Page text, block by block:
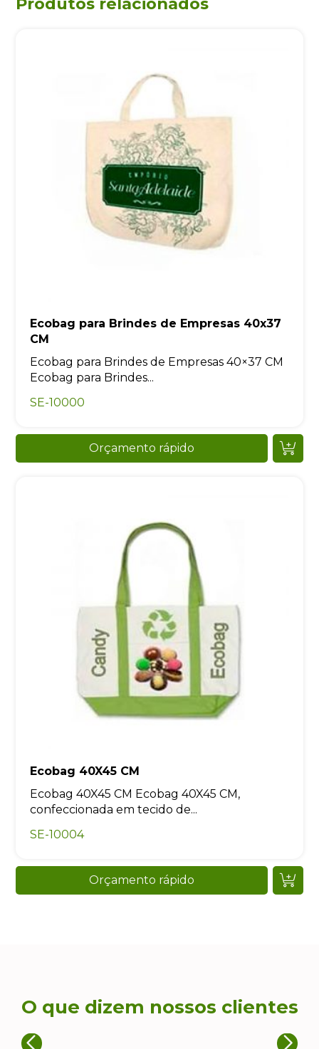
Ecobag para Brindes de Empresas 40x37
CM
Ecobag para Brindes de Empresas 40×37 CM
Ecobag para Brindes...
SE-10000
Orçamento rápido
Ecobag 40X45 CM
Ecobag 40X45 CM Ecobag 40X45 CM,
confeccionada em tecido de...
SE-10004
Orçamento rápido
O que dizem nossos clientes